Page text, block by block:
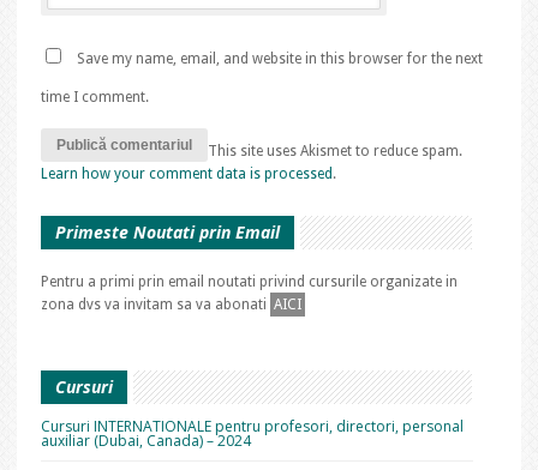
Save my name, email, and website in this browser for the next
time I comment.
This site uses Akismet to reduce spam.
Learn how your comment data is processed .
Primeste Noutati prin Email
Pentru a primi prin email noutati privind cursurile organizate in
zona dvs va invitam sa va abonati AICI
Cursuri
Cursuri INTERNATIONALE pentru profesori, directori, personal
auxiliar (Dubai, Canada) – 2024